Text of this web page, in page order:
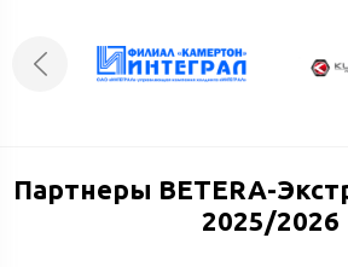
Партнеры BETERA-
2025/2026